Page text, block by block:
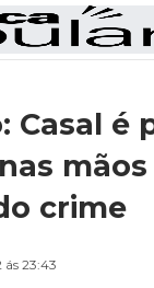
Casal é
crime
ás 23:43